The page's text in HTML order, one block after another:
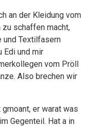
an der Kleidung vom
zu schaffen macht,
und Textilfasern
Edi und mir
vom Pröll
Also brechen wir
gmoant, er warat was
Gegenteil. Hat a in